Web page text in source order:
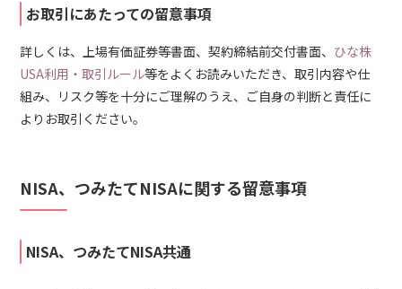
お取引にあたっての留意事項
詳しくは、上場有価証券等書面、契約締結前交付書面、 ひな株
USA利用・取引ルール等をよくお読みいただき、取引内容や仕
組み、リスク等を十分にご理解のうえ、ご自身の判断と責任に
よりお取引ください。
NISA、つみたてNISAに関する留意事項
NISA、つみたてNISA共通